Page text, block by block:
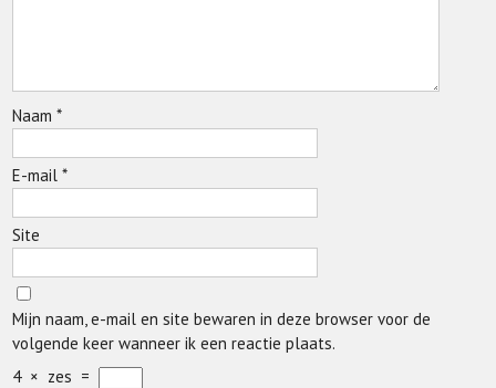
Naam*
E-mail*
Site
Mijn naam, e-mail en site bewaren in deze browser voor de
volgende keer wanneer ik een reactie plaats.
4 × zes =